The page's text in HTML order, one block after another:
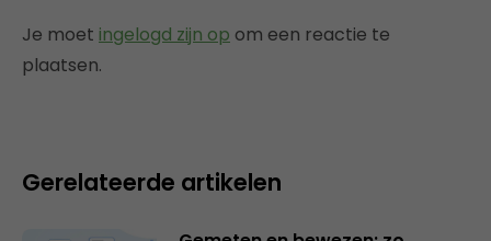
Je moet ingelogd zijn op om een reactie te
plaatsen.
Gerelateerde artikelen